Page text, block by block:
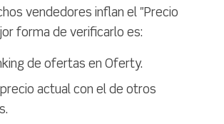
vendedores inflan el "Precio
forma de verificarlo es:
de ofertas en Oferty.
actual con el de otros